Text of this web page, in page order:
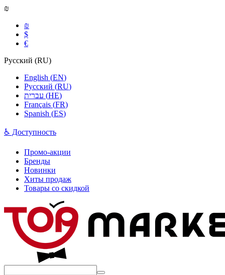
₪
₪
$
€
Русский (RU)
English (EN)
Русский (RU)
(HE)
Français (FR)
Spanish (ES)
♿ Доступность
Промо-акции
Бренды
Новинки
Хиты продаж
Товары со скидкой